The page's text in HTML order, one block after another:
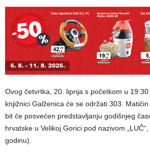
Ovog četvrtka, 20. lipnja s početkom u
knjižnici Galženica će se održati 303.
bit će posvećen predstavljanju godišnjeg
hrvatske u Velikoj Gorici pod nazivom
godinu).